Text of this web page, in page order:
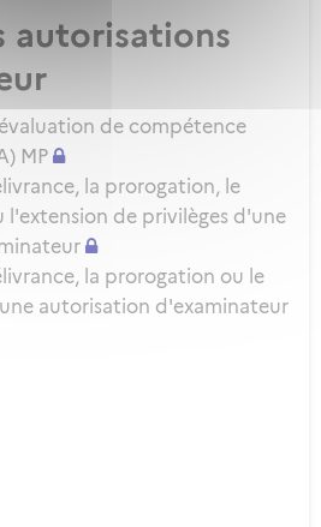
autorisations
de compétence
MP
la prorogation, le
l'extension de privilèges d'une
la prorogation ou le
autorisation d'examinateur